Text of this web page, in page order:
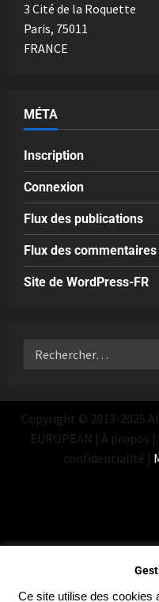
3 Cité de la Roquette
Paris, 75011
FRANCE
MÉTA
Inscription
Connexion
Flux des publications
Flux des commentaires
Site de WordPress-FR
Copyright © 2013-2025
EUROPEAN | À
confidentialité |
Ce site utilise des cookies